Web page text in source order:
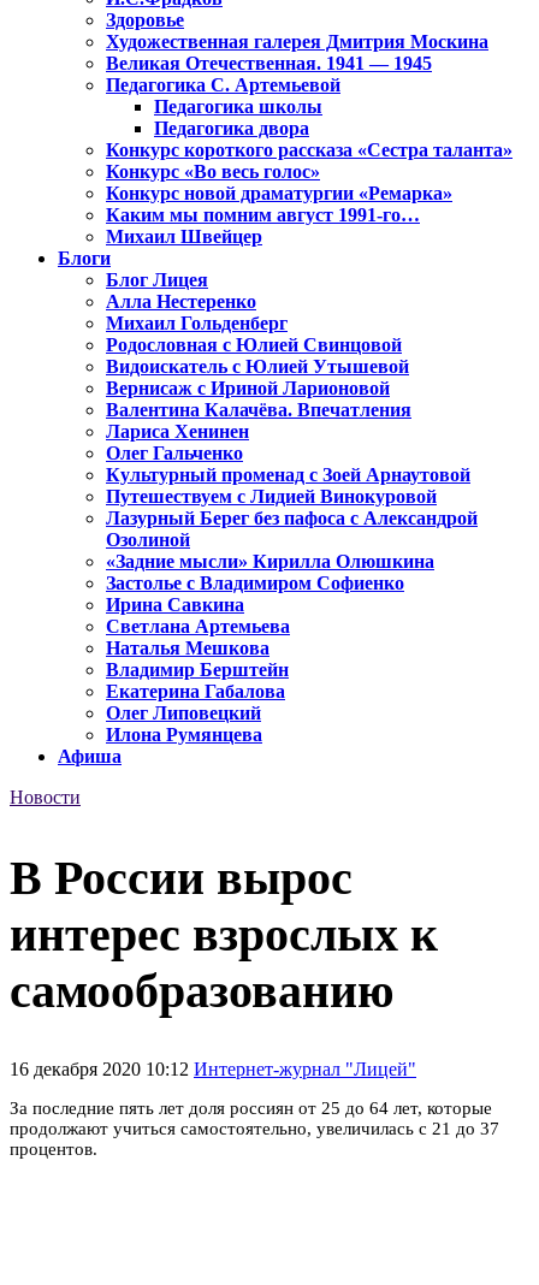
Здоровье
Художественная галерея Дмитрия Москина
Великая Отечественная. 1941 — 1945
Педагогика С. Артемьевой
Педагогика школы
Педагогика двора
Конкурс короткого рассказа «Сестра таланта»
Конкурс «Во весь голос»
Конкурс новой драматургии «Ремарка»
Каким мы помним август 1991-го…
Михаил Швейцер
Блоги
Блог Лицея
Алла Нестеренко
Михаил Гольденберг
Родословная с Юлией Свинцовой
Видоискатель с Юлией Утышевой
Вернисаж с Ириной Ларионовой
Валентина Калачёва. Впечатления
Лариса Хенинен
Олег Гальченко
Культурный променад с Зоей Арнаутовой
Путешествуем с Лидией Винокуровой
Лазурный Берег без пафоса с Александрой
Озолиной
«Задние мысли» Кирилла Олюшкина
Застолье с Владимиром Софиенко
Ирина Савкина
Светлана Артемьева
Наталья Мешкова
Владимир Берштейн
Екатерина Габалова
Олег Липовецкий
Илона Румянцева
Афиша
Новости
В России вырос
интерес взрослых к
самообразованию
16 декабря 2020 10:12 Интернет-журнал "Лицей"
За последние пять лет доля россиян от 25 до 64 лет, которые
продолжают учиться самостоятельно, увеличилась с 21 до 37
процентов.